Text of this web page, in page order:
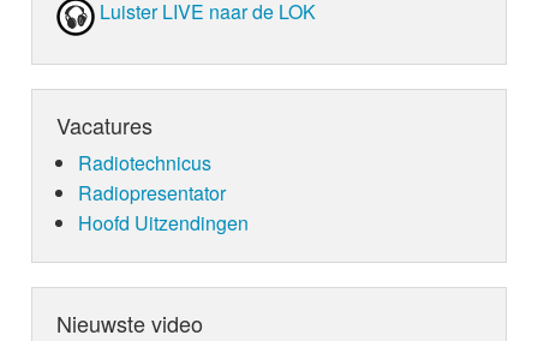
Luister LIVE naar de LOK
Vacatures
Radiotechnicus
Radiopresentator
Hoofd Uitzendingen
Nieuwste video